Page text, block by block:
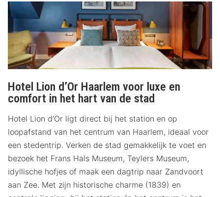
Hotel Lion d’Or Haarlem voor luxe en
comfort in het hart van de stad
Hotel Lion d’Or ligt direct bij het station en op
loopafstand van het centrum van Haarlem, ideaal voor
een stedentrip. Verken de stad gemakkelijk te voet en
bezoek het Frans Hals Museum, Teylers Museum,
idyllische hofjes of maak een dagtrip naar Zandvoort
aan Zee. Met zijn historische charme (1839) en